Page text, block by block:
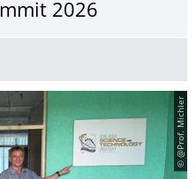
2026
© @Prof. Michler